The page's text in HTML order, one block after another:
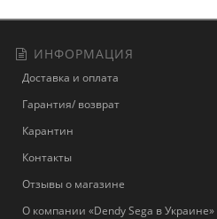
ИНФОРМАЦИЯ
Доставка и оплата
Гарантия/ возврат
Карантин
Контакты
Отзывы о магазине
О компании «Dendy Sega в Украине»